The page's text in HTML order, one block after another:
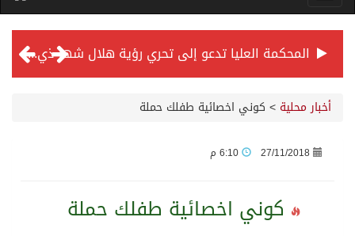
المحكمة العليا تدعو إلى تحري رؤية هلال شهر ذي الحجة مساء يوم الأحد الثلاثين من شهر ذي القعدة -حسب تقويم أم القرى- التاسع والعشرين حسب قرار المحكمة العليا
أخبار محلية > كوني اخصائية طفلك حملة
27/11/2018
كوني اخصائية طفلك حملة